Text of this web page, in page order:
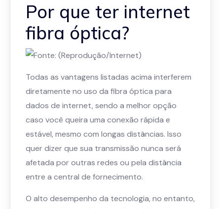
Por que ter internet
fibra óptica?
Todas as vantagens listadas acima interferem
diretamente no uso da fibra óptica para
dados de internet, sendo a melhor opção
caso você queira uma conexão rápida e
estável, mesmo com longas distâncias. Isso
quer dizer que sua transmissão nunca será
afetada por outras redes ou pela distância
entre a central de fornecimento.
O alto desempenho da tecnologia, no entanto,